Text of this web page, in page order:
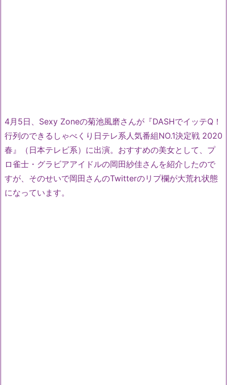
4月5日、Sexy Zoneの菊池風磨さんが『DASHでイッテQ！
行列のできるしゃべくり日テレ系人気番組NO.1決定戦 2020
春』（日本テレビ系）に出演。おすすめの美女として、プ
ロ雀士・グラビアアイドルの岡田紗佳さんを紹介したので
すが、そのせいで岡田さんのTwitterのリプ欄が大荒れ状態
になっています。